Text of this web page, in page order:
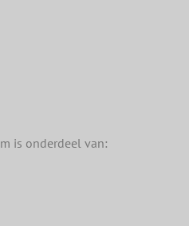
is onderdeel van: